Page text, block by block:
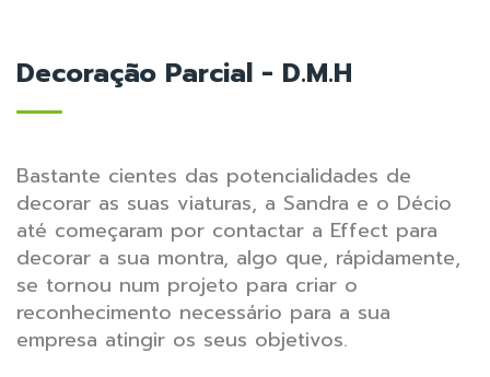
Decoração Parcial - D.M.H
Bastante cientes das potencialidades de
decorar as suas viaturas, a Sandra e o Décio
até começaram por contactar a Effect para
decorar a sua montra, algo que, rápidamente,
se tornou num projeto para criar o
reconhecimento necessário para a sua
empresa atingir os seus objetivos.